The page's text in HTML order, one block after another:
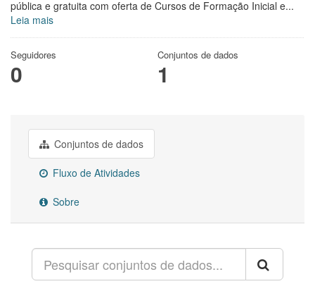
pública e gratuita com oferta de Cursos de Formação Inicial e...
Leia mais
Seguidores
0
Conjuntos de dados
1
Conjuntos de dados
Fluxo de Atividades
Sobre